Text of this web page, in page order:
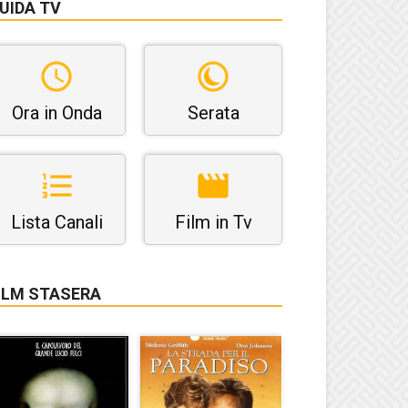
TV
Ora in Onda Serata
Lista Canali Film in Tv
STASERA